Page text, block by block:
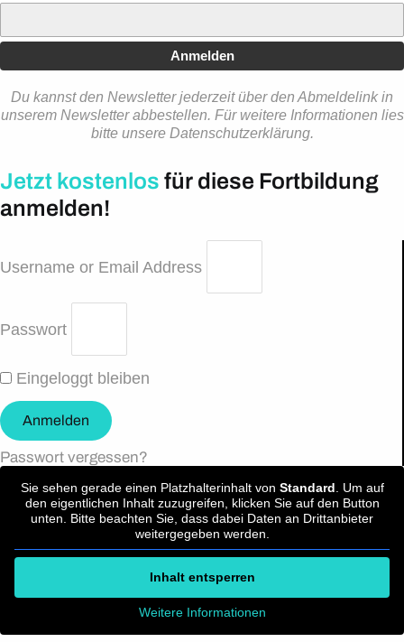
Anmelden
Du kannst den Newsletter jederzeit über den Abmeldelink in
unserem Newsletter abbestellen. Für weitere Informationen lies
bitte unsere Datenschutzerklärung.
Jetzt kostenlos für diese Fortbildung
anmelden!
Username or Email Address
Passwort
Eingeloggt bleiben
Anmelden
Passwort vergessen?
Sie sehen gerade einen Platzhalterinhalt von Standard . Um auf
den eigentlichen Inhalt zuzugreifen, klicken Sie auf den Button
unten. Bitte beachten Sie, dass dabei Daten an Drittanbieter
weitergegeben werden.
Inhalt entsperren
Weitere Informationen